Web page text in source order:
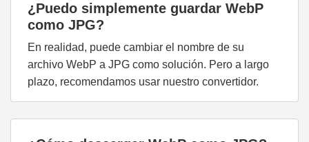
¿Puedo simplemente guardar WebP
como JPG?
En realidad, puede cambiar el nombre de su
archivo WebP a JPG como solución. Pero a largo
plazo, recomendamos usar nuestro convertidor.